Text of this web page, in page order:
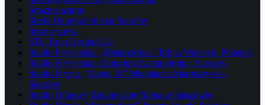
Straże pożarne
Strefa Dobrego Smaku Staszów
Strony www
STU Ergo Hestia S.A.
Studio Fryzjerskie „Metamorfoza” Edyta Walczyk, Połaniec
Studio Fryzjerskie i Solarium Aneta Strojna, Staszów
Studio Fryzur „Magda M” Magdalena Maruszewska,
Staszów
Studio Odnowy Biologicznej Mona w Staszowie